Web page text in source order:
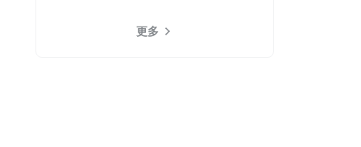
更多